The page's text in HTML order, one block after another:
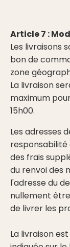
Article 7 :
Les livraisons
bon de
zone
La livraison
maximum
15h00.
Les adresses
des frais
du renvoi des
l'adresse du
nullement
de livrer les
La livraison